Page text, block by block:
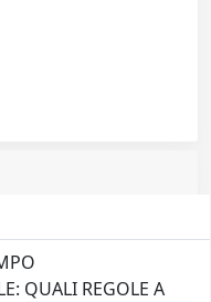
QUALI REGOLE A